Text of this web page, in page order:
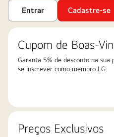
Entrar
Cadastre-se
Cupom de Boas-
Garanta 5% de desconto na sua
se inscrever como membro LG
Preços Exclusivos